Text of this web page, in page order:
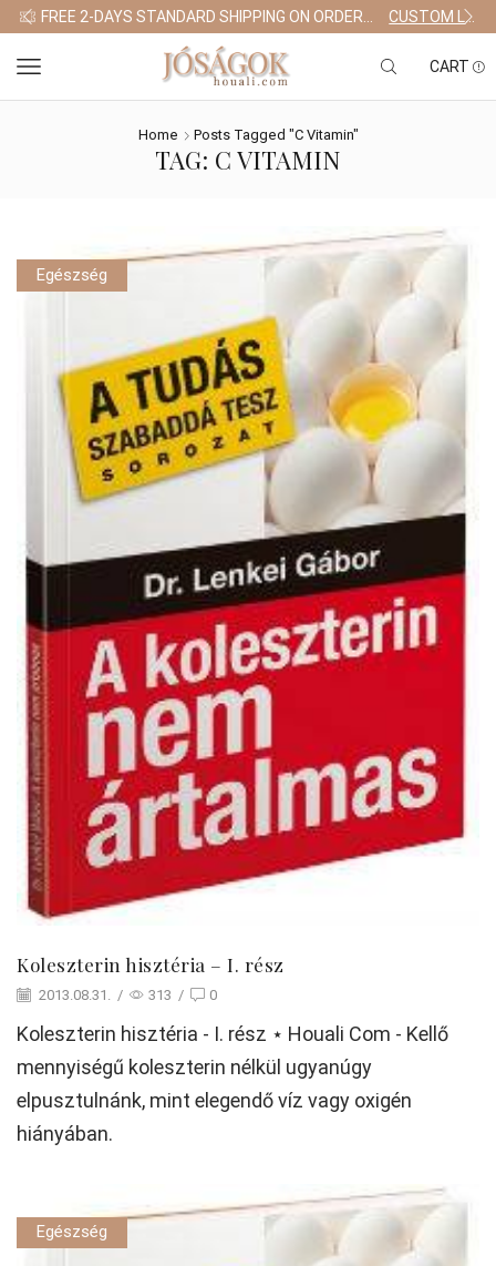
CUSTOM LINK
CART
Home Posts Tagged "c Vitamin"
TAG: C VITAMIN
Egészség
Koleszterin hisztéria – I. rész
2013.08.31. / 313 / 0
Koleszterin hisztéria - I. rész ⋆ Houali Com - Kellő
mennyiségű koleszterin nélkül ugyanúgy
elpusztulnánk, mint elegendő víz vagy oxigén
hiányában.
Egészség